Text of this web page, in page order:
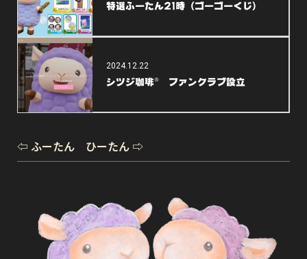
特選ふーたん21時（ゴーゴーくじ）
2024.12.22
シツジ珈琲® ファンクラブ設立
⇦ ふーたん ひーたん ⇨